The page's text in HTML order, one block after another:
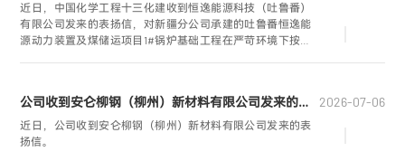
近日，中国化学工程十三化建收到恒逸能源科技（吐鲁番）
有限公司发来的表扬信，对新疆分公司承建的吐鲁番恒逸能
源动力装置及煤储运项目1#锅炉基础工程在严苛环境下按期
公司收到安仑柳钢（柳州）新材料有限公司发来的表扬信 2026-07-06
近日，公司收到安仑柳钢（柳州）新材料有限公司发来的表
扬信。